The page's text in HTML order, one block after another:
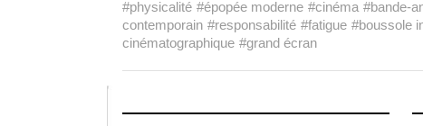
#physicalité #épopée moderne #cinéma #bande-
contemporain #responsabilité #fatigue #boussole
cinématographique #grand écran